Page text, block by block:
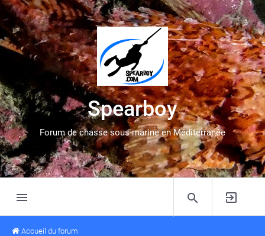
Spearboy
Forum de chasse sous-marine en Méditerranée
Accueil du forum